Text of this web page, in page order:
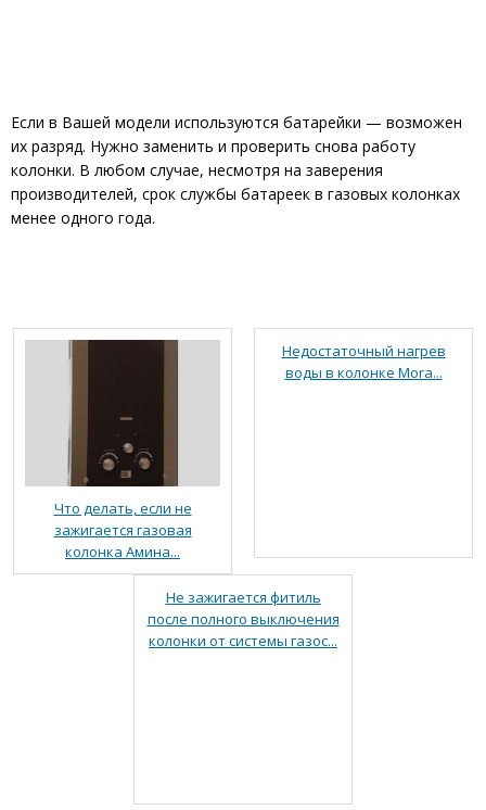
Если в Вашей модели используются батарейки — возможен
их разряд. Нужно заменить и проверить снова работу
колонки. В любом случае, несмотря на заверения
производителей, срок службы батареек в газовых колонках
менее одного года.
Что делать, если не
зажигается газовая
колонка Амина...
Недостаточный нагрев
воды в колонке Mora...
Не зажигается фитиль
после полного выключения
колонки от системы газос...